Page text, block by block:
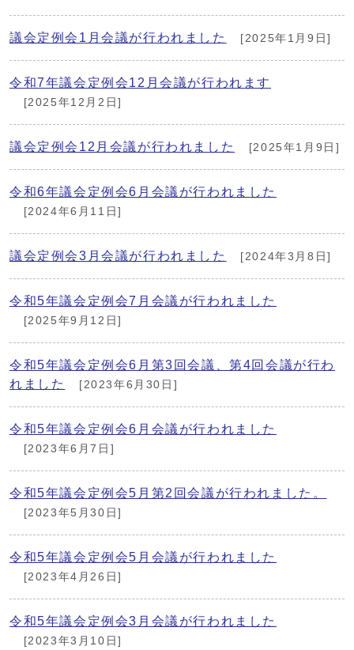
議会定例会1月会議が行われました [2025年1月9日]
令和7年議会定例会12月会議が行われます
[2025年12月2日]
議会定例会12月会議が行われました [2025年1月9日]
令和6年議会定例会6月会議が行われました
[2024年6月11日]
議会定例会3月会議が行われました [2024年3月8日]
令和5年議会定例会7月会議が行われました
[2025年9月12日]
令和5年議会定例会6月第3回会議、第4回会議が行わ
れました
[2023年6月30日]
令和5年議会定例会6月会議が行われました
[2023年6月7日]
令和5年議会定例会5月第2回会議が行われました。
[2023年5月30日]
令和5年議会定例会5月会議が行われました
[2023年4月26日]
令和5年議会定例会3月会議が行われました
[2023年3月10日]